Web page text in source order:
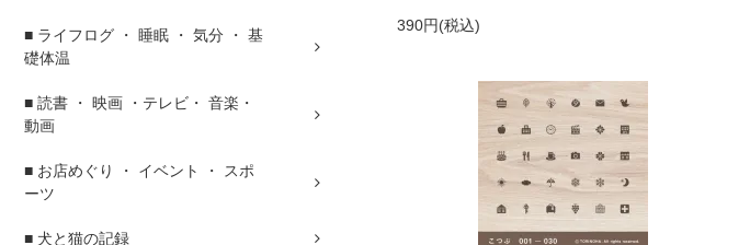
■ ライフログ ・ 睡眠 ・ 気分 ・ 基
礎体温
■ 読書 ・ 映画 ・テレビ・ 音楽・
動画
■ お店めぐり ・ イベント ・ スポ
ーツ
■ 犬と猫の記録
390円(税込)